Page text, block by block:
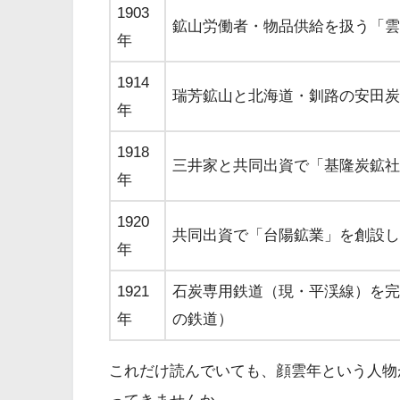
1903
年
鉱山労働者・物品供給を扱う「
1914
年
瑞芳鉱山と北海道・釧路の安田
1918
年
三井家と共同出資で「基隆炭鉱
1920
年
共同出資で「台陽鉱業」を創設
1921
年
石炭専用鉄道（現・平渓線）を
の鉄道）
これだけ読んでいても、顔雲年という人